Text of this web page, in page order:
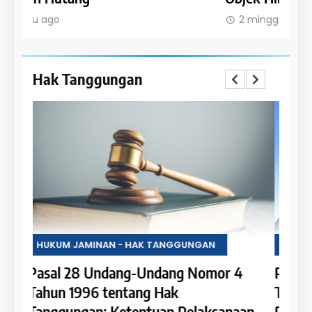
2 minggu ago
Hak Tanggungan
HUKUM JAMINAN - HAK TANGGUNGAN
Pasal 27 Undang-Undang Nomor 4
Tahun 1996 tentang Hak Tanggungan: